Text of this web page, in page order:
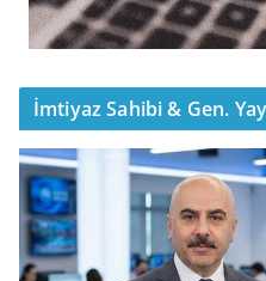
İmtiyaz Sahibi & Gen.